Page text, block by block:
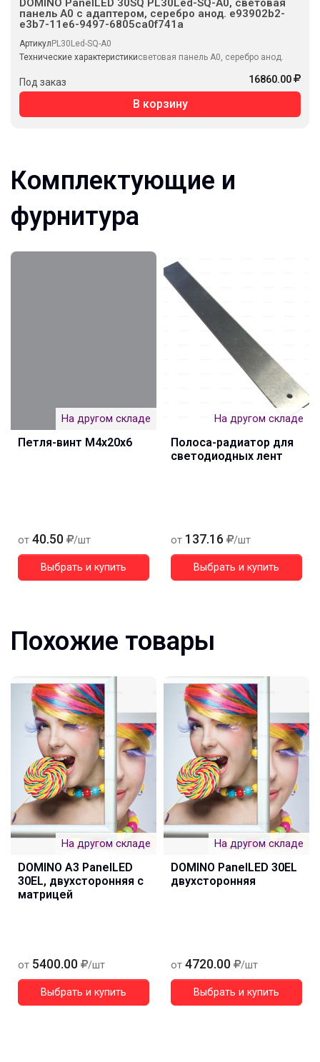
DOMINO PanelLED 30SQ PL30Led-SQ-A0, световая
панель А0 с адаптером, серебро анод. e93902b2-
e3b7-11e6-9497-6805ca0f741a
Артикул PL30Led-SQ-A0
Технические характеристикисветовая панель А0, серебро анод.
Под заказ 16860.00
В корзину
Комплектующие и
фурнитура
На другом складе
Петля-винт М4х20х6
от 40.50 /шт
Выбрать и купить
На другом складе
Полоса-радиатор для
светодиодных лент
от 137.16 /шт
Выбрать и купить
Похожие товары
На другом складе
DOMINO А3 PanelLED
30EL, двухсторонняя с
матрицей
от 5400.00 /шт
Выбрать и купить
На другом складе
DOMINO PanelLED 30EL
двухсторонняя
от 4720.00 /шт
Выбрать и купить